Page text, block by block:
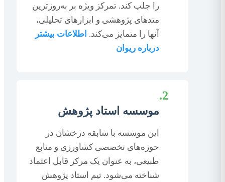
را جلب کند. تمرکز ویژه بر به‌روزترین
متدهای پژوهشی و ابزارهای تحلیلی،
آنها را متمایز می‌کند. اطلاعات بیشتر
درباره ریوان
2.
موسسه استاد پژوهش
این موسسه با سابقه درخشان در
حوزه‌های تخصصی کشاورزی و منابع
طبیعی، به عنوان یک مرکز قابل اعتماد
شناخته می‌شود. تیم استاد پژوهش